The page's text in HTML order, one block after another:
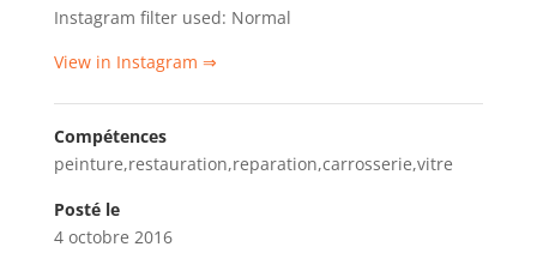
Instagram filter used: Normal
View in Instagram ⇒
Compétences
peinture,restauration,reparation,carrosserie,vitre
Posté le
4 octobre 2016